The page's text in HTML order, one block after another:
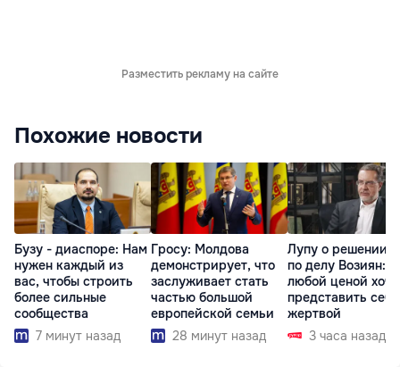
Разместить рекламу на сайте
Похожие новости
Бузу - диаспоре: Нам
нужен каждый из
вас, чтобы строить
более сильные
сообщества
7 минут назад
Гросу: Молдова
демонстрирует, что
заслуживает стать
частью большой
европейской семьи
28 минут назад
Лупу о решении
по делу Возиян:
любой ценой
представить себя
жертвой
3 часа назад